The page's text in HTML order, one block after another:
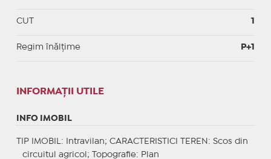
CUT 1
Regim înălțime P+1
INFORMAŢII UTILE
INFO IMOBIL
TIP IMOBIL : Intravilan; CARACTERISTICI TEREN : Scos din
circuitul agricol;
Topografie: Plan